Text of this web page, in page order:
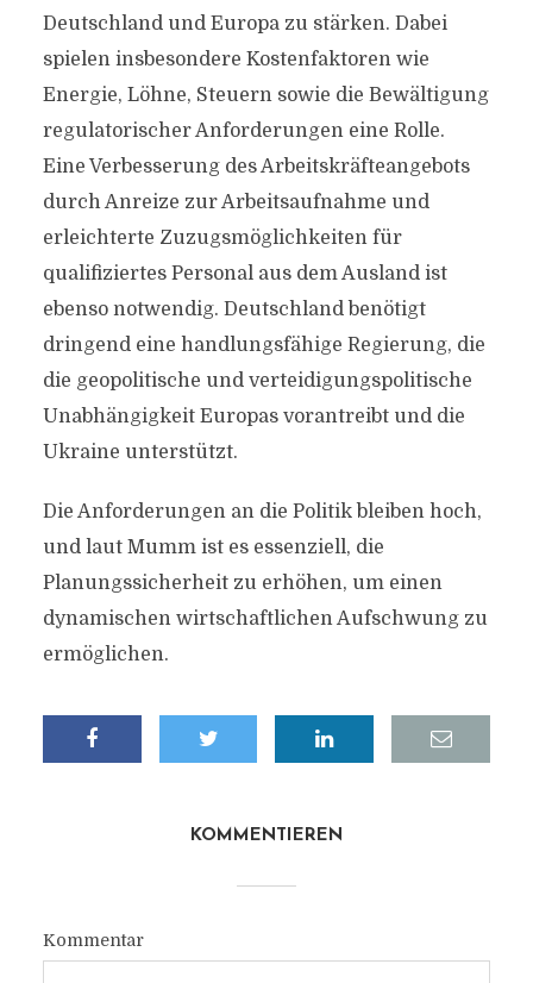
Deutschland und Europa zu stärken. Dabei
spielen insbesondere Kostenfaktoren wie
Energie, Löhne, Steuern sowie die Bewältigung
regulatorischer Anforderungen eine Rolle.
Eine Verbesserung des Arbeitskräfteangebots
durch Anreize zur Arbeitsaufnahme und
erleichterte Zuzugsmöglichkeiten für
qualifiziertes Personal aus dem Ausland ist
ebenso notwendig. Deutschland benötigt
dringend eine handlungsfähige Regierung, die
die geopolitische und verteidigungspolitische
Unabhängigkeit Europas vorantreibt und die
Ukraine unterstützt.
Die Anforderungen an die Politik bleiben hoch,
und laut Mumm ist es essenziell, die
Planungssicherheit zu erhöhen, um einen
dynamischen wirtschaftlichen Aufschwung zu
ermöglichen.
KOMMENTIEREN
Kommentar